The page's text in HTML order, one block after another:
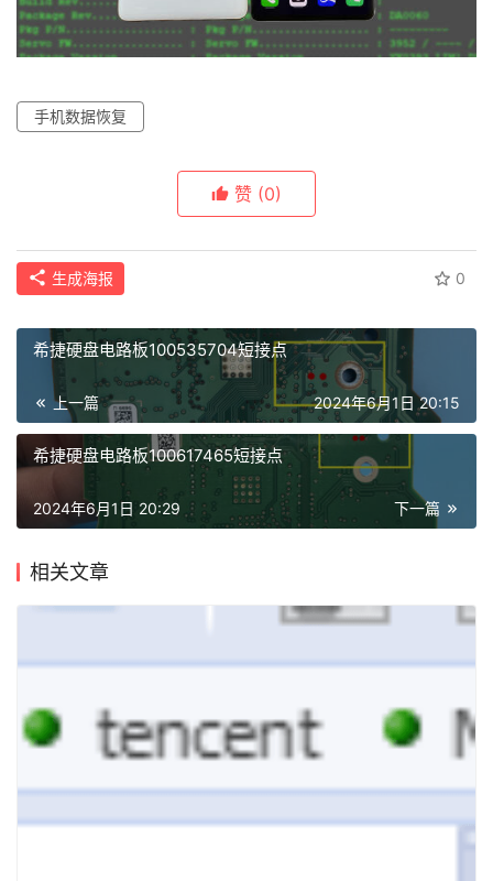
手机数据恢复
赞 (0)
生成海报 0
希捷硬盘电路板100535704短接点
上一篇 2024年6月1日 20:15
希捷硬盘电路板100617465短接点
下一篇
2024年6月1日 20:29
相关文章